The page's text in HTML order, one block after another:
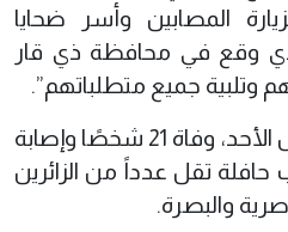
المصابين وأسر ضحايا
وقع في محافظة ذي قار
وتلبية جميع متطلباتهم”.
وأعلنت وزارة الصحة، أمس الأحد، وفاة 21 شخصًا وإصابة
حافلة تقل عدداً من الزائرين
والبصرة.